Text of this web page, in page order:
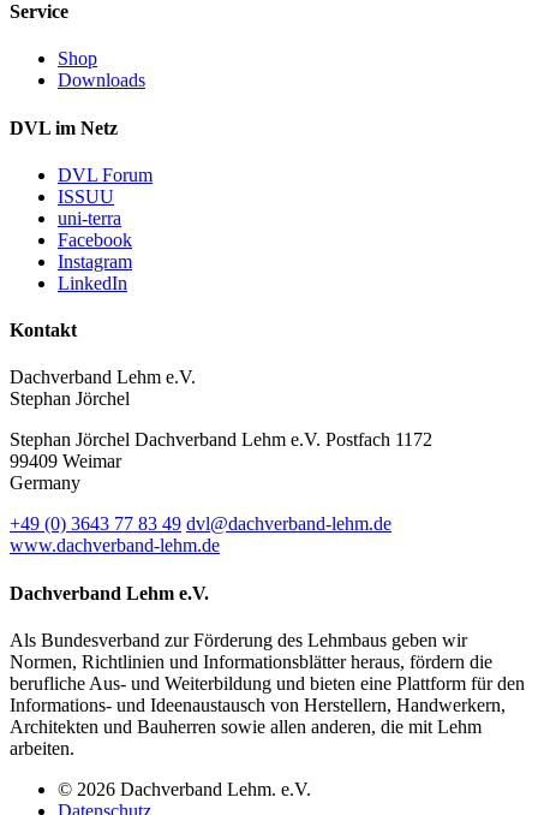
Service
Shop
Downloads
DVL im Netz
DVL Forum
ISSUU
uni-terra
Facebook
Instagram
LinkedIn
Kontakt
Dachverband Lehm e.V.
Stephan Jörchel
Stephan Jörchel Dachverband Lehm e.V. Postfach 1172
99409 Weimar
Germany
+49 (0) 3643 77 83 49 dvl@dachverband-lehm.de
www.dachverband-lehm.de
Dachverband Lehm e.V.
Als Bundesverband zur Förderung des Lehmbaus geben wir
Normen, Richtlinien und Informationsblätter heraus, fördern die
berufliche Aus- und Weiterbildung und bieten eine Plattform für den
Informations- und Ideenaustausch von Herstellern, Handwerkern,
Architekten und Bauherren sowie allen anderen, die mit Lehm
arbeiten.
© 2026 Dachverband Lehm. e.V.
Datenschutz